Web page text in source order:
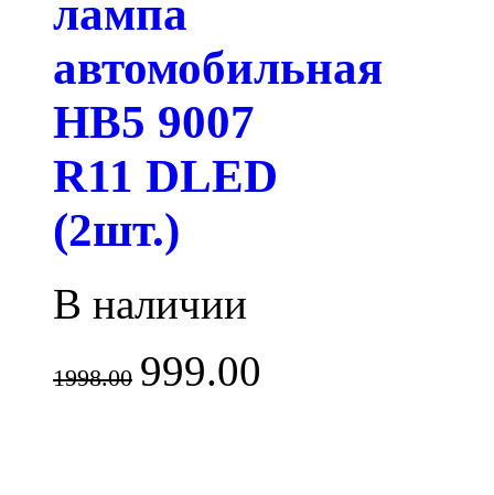
лампа
автомобильная
HB5 9007
R11 DLED
(2шт.)
В наличии
1998.00 999.00